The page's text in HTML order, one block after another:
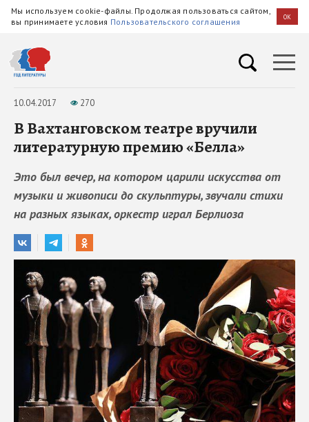
Мы используем cookie-файлы. Продолжая пользоваться сайтом,
вы принимаете условия Пользовательского соглашения OK
10.04.2017 270
В Вахтанговском театре вручили
литературную премию «Белла»
Это был вечер, на котором царили искусства от
музыки и живописи до скульптуры, звучали стихи
на разных языках, оркестр играл Берлиоза